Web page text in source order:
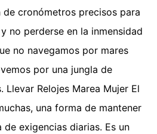
de cronómetros precisos para
no perderse en la inmensidad
no navegamos por mares
por una jungla de
Relojes Marea Mujer El
una forma de mantener
de exigencias diarias. Es un